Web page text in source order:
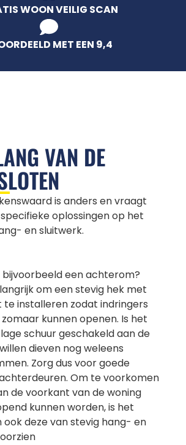
WOON VEILIG SCAN
MET EEN 9,4
VAN DE
is anders en vraagt
oplossingen op het
en sluitwerk.
bijvoorbeeld een achterom?
om een stevig hek met
te installeren zodat indringers
kunnen openen. Is het
schuur geschakeld aan de
dieven nog weleens
Zorg dus voor goede
Om te voorkomen
de voorkant van de woning
kunnen worden, is het
ook deze van stevig hang- en